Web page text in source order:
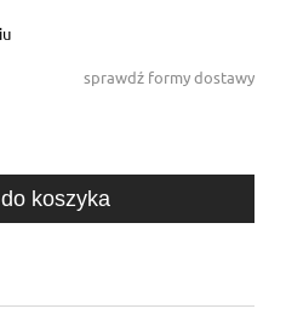
kosztów płatności
sprawdź formy dostawy
do koszyka